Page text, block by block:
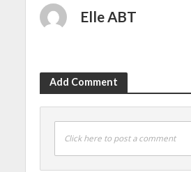
Elle ABT
Add Comment
Click here to post a comment